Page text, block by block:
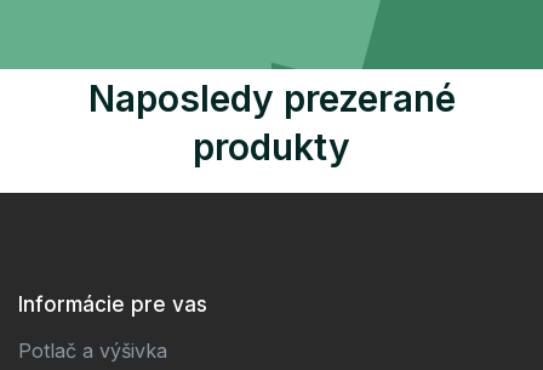
Naposledy prezerané
produkty
Informácie pre vas
Potlač a výšivka